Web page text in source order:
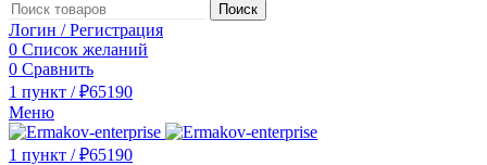
Поиск
Логин / Регистрация
0 Список желаний
0 Сравнить
1 пункт / ₽65190
Меню
1 пункт / ₽65190